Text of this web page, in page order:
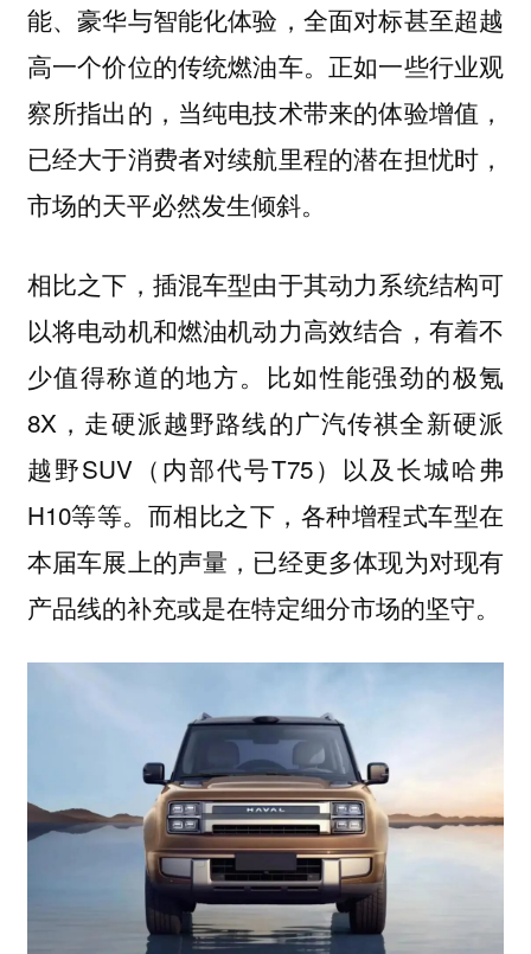
能、豪华与智能化体验，全面对标甚至超越
高一个价位的传统燃油车。正如一些行业观
察所指出的，当纯电技术带来的体验增值，
已经大于消费者对续航里程的潜在担忧时，
市场的天平必然发生倾斜。
相比之下，插混车型由于其动力系统结构可
以将电动机和燃油机动力高效结合，有着不
少值得称道的地方。比如性能强劲的极氪
8X，走硬派越野路线的广汽传祺全新硬派
越野SUV（内部代号T75）以及长城哈弗
H10等等。而相比之下，各种增程式车型在
本届车展上的声量，已经更多体现为对现有
产品线的补充或是在特定细分市场的坚守。